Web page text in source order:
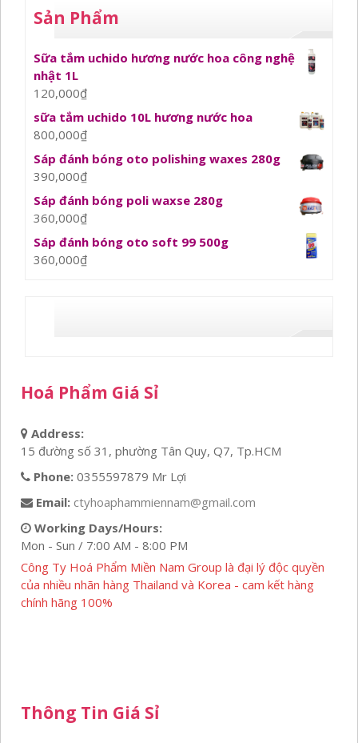
Sản Phẩm
Sữa tắm uchido hương nước hoa công nghệ
nhật 1L
120,000₫
sữa tắm uchido 10L hương nước hoa
800,000₫
Sáp đánh bóng oto polishing waxes 280g
390,000₫
Sáp đánh bóng poli waxse 280g
360,000₫
Sáp đánh bóng oto soft 99 500g
360,000₫
Hoá Phẩm Giá Sỉ
Address:
15 đường số 31, phường Tân Quy, Q7, Tp.HCM
Phone: 0355597879 Mr Lợi
Email: ctyhoaphammiennam@gmail.com
Working Days/Hours:
Mon - Sun / 7:00 AM - 8:00 PM
Công Ty Hoá Phẩm Miền Nam Group là đại lý độc quyền
của nhiều nhãn hàng Thailand và Korea - cam kết hàng
chính hãng 100%
Thông Tin Giá Sỉ